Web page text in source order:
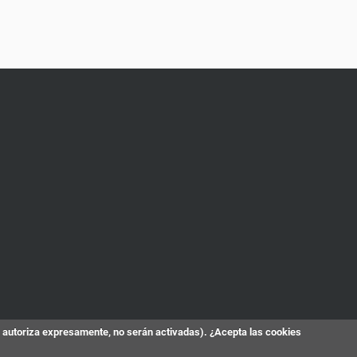
expresamente, no serán activadas). ¿Acepta las cookies